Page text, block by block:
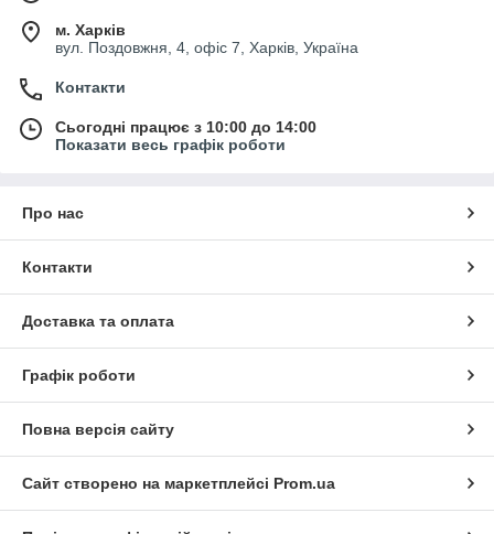
м. Харків
вул. Поздовжня, 4, офіс 7, Харків, Україна
Контакти
Сьогодні працює з 10:00 до 14:00
Показати весь графік роботи
Про нас
Контакти
Доставка та оплата
Графік роботи
Повна версія сайту
Сайт створено на маркетплейсі Prom.ua